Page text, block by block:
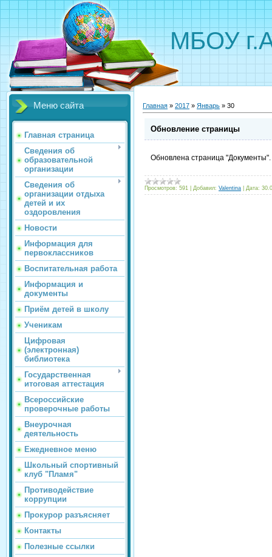
МБОУ
Меню сайта
Главная страница
Сведения об
образовательной
организации
Сведения об
организации отдыха
детей и их
оздоровления
Новости
Информация для
первоклассников
Воспитательная работа
Информация и
документы
Приём детей в школу
Ученикам
Цифровая
(электронная)
библиотека
Государственная
итоговая аттестация
Всероссийские
проверочные работы
Внеурочная
деятельность
Ежедневное меню
Школьный спортивный
клуб "Пламя"
Противодействие
коррупции
Прокурор разъясняет
Контакты
Полезные ссылки
Главная » 2017 » Январь » 30
Обновление страницы
Обновлена страница "Документы".
Просмотров: 591 Добавил: Valentina Дата: